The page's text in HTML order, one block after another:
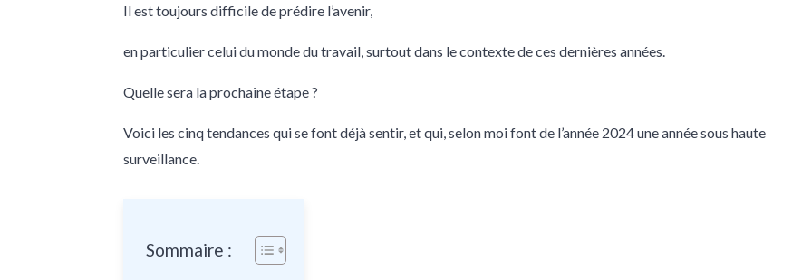
Il est toujours difficile de prédire l’avenir,
en particulier celui du monde du travail, surtout dans le contexte de ces dernières années.
Quelle sera la prochaine étape ?
Voici les cinq tendances qui se font déjà sentir, et qui, selon moi font de l’année 2024 une année sous haute
surveillance.
Sommaire :